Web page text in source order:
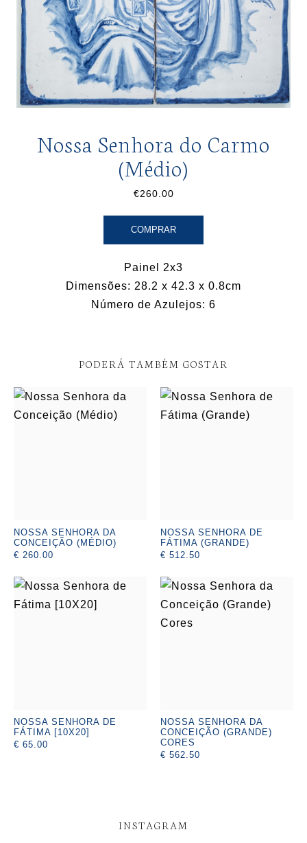
Nossa Senhora do Carmo
(Médio)
€260.00
COMPRAR
Painel 2x3
Dimensões: 28.2 x 42.3 x 0.8cm
Número de Azulejos: 6
PODERÁ TAMBÉM GOSTAR
NOSSA SENHORA DA
CONCEIÇÃO (MÉDIO)
€ 260.00
NOSSA SENHORA DE
FÁTIMA (GRANDE)
€ 512.50
NOSSA SENHORA DE
FÁTIMA [10X20]
€ 65.00
NOSSA SENHORA DA
CONCEIÇÃO (GRANDE)
CORES
€ 562.50
INSTAGRAM